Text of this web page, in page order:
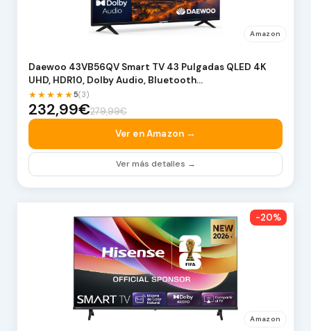
Amazon
Daewoo 43VB56QV Smart TV 43 Pulgadas QLED 4K
UHD, HDR10, Dolby Audio, Bluetooth…
★★★★★5(3)
232,99€279,99€
Ver en Amazon →
Ver más detalles →
-20%
Amazon